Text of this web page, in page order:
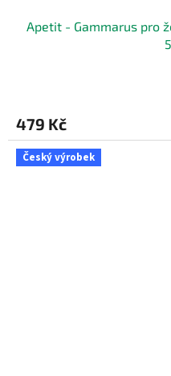
Apetit - Gammarus pro
479 Kč
Český výrobek